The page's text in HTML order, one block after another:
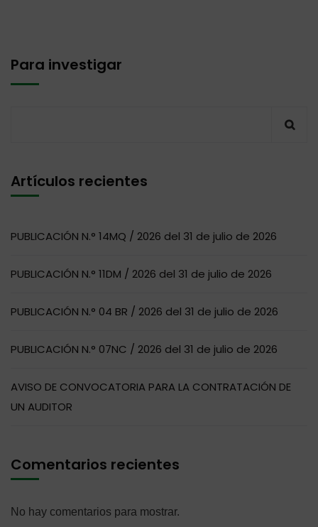
Para investigar
Artículos recientes
PUBLICACIÓN N.° 14MQ / 2026 del 31 de julio de 2026
PUBLICACIÓN N.° 11DM / 2026 del 31 de julio de 2026
PUBLICACIÓN N.° 04 BR / 2026 del 31 de julio de 2026
PUBLICACIÓN N.° 07NC / 2026 del 31 de julio de 2026
AVISO DE CONVOCATORIA PARA LA CONTRATACIÓN DE
UN AUDITOR
Comentarios recientes
No hay comentarios para mostrar.